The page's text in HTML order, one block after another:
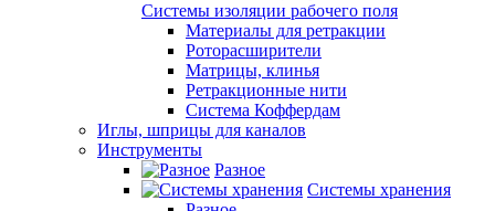
Системы изоляции рабочего поля
Материалы для ретракции
Роторасширители
Матрицы, клинья
Ретракционные нити
Система Коффердам
Иглы, шприцы для каналов
Инструменты
Разное
Системы хранения